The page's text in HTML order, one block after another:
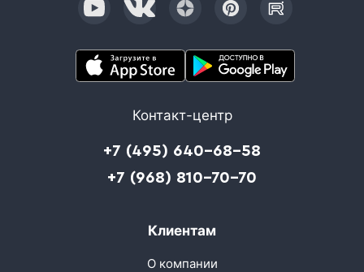
Контакт-центр
+7 (495) 640-68-58
+7 (968) 810-70-70
Клиентам
О компании